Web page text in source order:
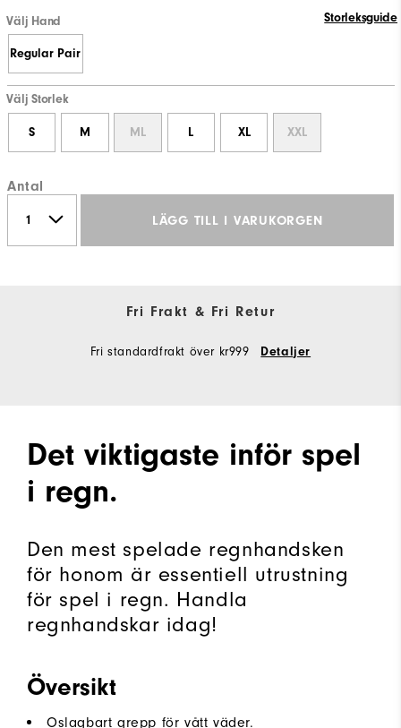
Välj Hand Storleksguide
Regular Pair
Välj Storlek
S M ML L XL XXL
Antal
LÄGG TILL I VARUKORGEN
Fri Frakt & Fri Retur
Fri standardfrakt över kr999 Detaljer
Det viktigaste inför spel
i regn.
Den mest spelade regnhandsken
för honom är essentiell utrustning
för spel i regn. Handla
regnhandskar idag!
Översikt
Oslagbart grepp för vått väder.